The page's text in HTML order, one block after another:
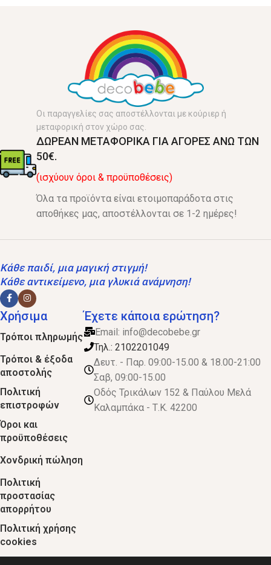
Οι παραγγελίες σας αποστέλλονται με κούριερ ή
μεταφορική στον χώρο σας.
ΔΩΡΕΑΝ ΜΕΤΑΦΟΡΙΚΑ ΓΙΑ ΑΓΟΡΕΣ ΑΝΩ ΤΩΝ
50€.
(ισχύουν όροι & προϋποθέσεις)
Όλα τα προϊόντα είναι ετοιμοπαράδοτα στις
αποθήκες μας, αποστέλλονται σε 1-2 ημέρες!
Κάθε παιδί, μια μαγική στιγμή!
Κάθε αντικείμενο, μια γλυκιά ανάμνηση!
Χρήσιμα
Τρόποι πληρωμής
Τρόποι & έξοδα
αποστολής
Πολιτική
επιστροφών
Όροι και
προϋποθέσεις
Χονδρική πώληση
Πολιτική
προστασίας
απορρήτου
Πολιτική χρήσης
cookies
Έχετε κάποια ερώτηση?
Email: info@decobebe.gr
Τηλ.: 2102201049
Δευτ. - Παρ. 09:00-15.00 & 18.00-21:00
Σαβ, 09:00-15.00
Οδός Τρικάλων 152 & Παύλου Μελά
Καλαμπάκα - Τ.Κ. 42200